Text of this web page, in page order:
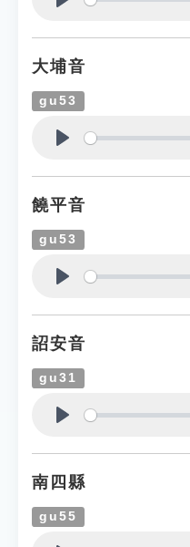
大埔音
gu53
饒平音
gu53
詔安音
gu31
南四縣
gu55